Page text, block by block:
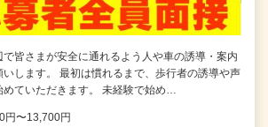
で皆さまが安全に通れるよう人や車の誘導・案内
いします。 最初は慣れるまで、歩行者の誘導や声
めていただきます。 未経験で始め…
円〜13,700円